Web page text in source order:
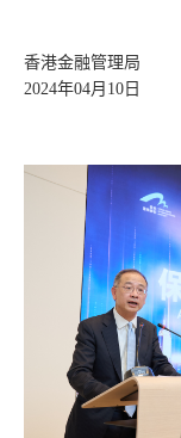
香港金融管理局
2024年04月10日